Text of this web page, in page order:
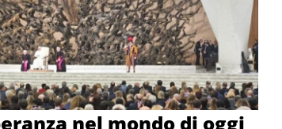
nel mondo di oggi